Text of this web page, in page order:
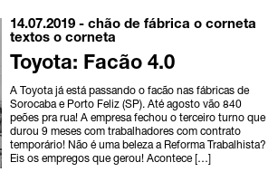
14.07.2019 -chão de fábrica o corneta
textos o corneta
Toyota: Facão 4.0
A Toyota já está passando o facão nas fábricas de
Sorocaba e Porto Feliz (SP). Até agosto vão 840
peões pra rua! A empresa fechou o terceiro turno que
durou 9 meses com trabalhadores com contrato
temporário! Não é uma beleza a Reforma Trabalhista?
Eis os empregos que gerou! Acontece […]